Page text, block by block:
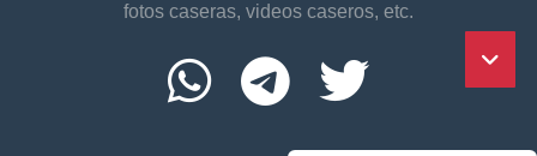
fotos caseras, videos caseros, etc.